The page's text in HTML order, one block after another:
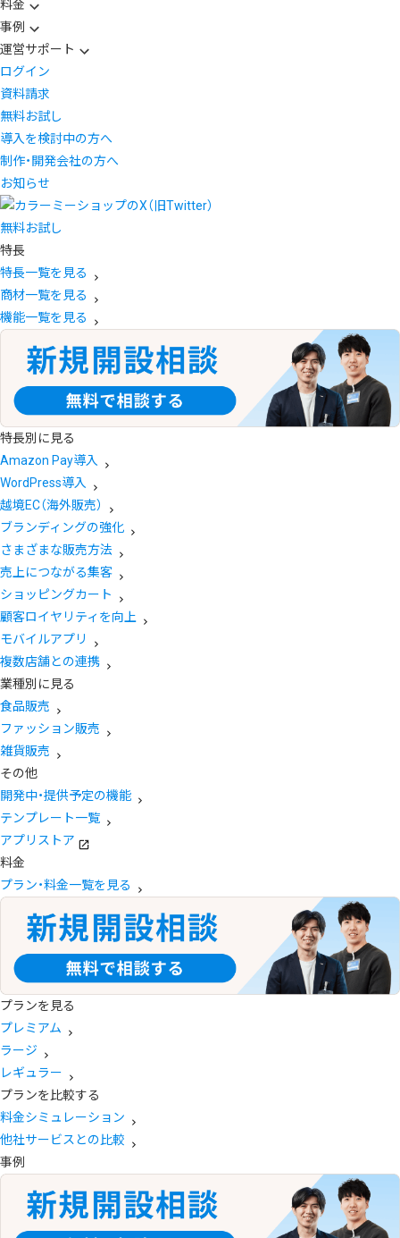
料金
事例
運営サポート
ログイン
資料請求
無料お試し
導入を検討中の方へ
制作・開発会社の方へ
お知らせ
無料お試し
特長
特長一覧を見る
商材一覧を見る
機能一覧を見る
特長別に見る
Amazon Pay導入
WordPress導入
越境EC（海外販売）
ブランディングの強化
さまざまな販売方法
売上につながる集客
ショッピングカート
顧客ロイヤリティを向上
モバイルアプリ
複数店舗との連携
業種別に見る
食品販売
ファッション販売
雑貨販売
その他
開発中・提供予定の機能
テンプレート一覧
アプリストア
料金
プラン・料金一覧を見る
プランを見る
プレミアム
ラージ
レギュラー
プランを比較する
料金シミュレーション
他社サービスとの比較
事例